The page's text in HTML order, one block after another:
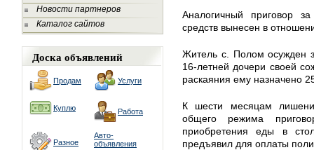
Новости партнеров
Каталог сайтов
Доска объявлений
Продам Услуги
Куплю Работа
Разное
Авто-
объявления
Аналогичный приговор
средств вынесен в
Житель с. Полом осужден
16-летней дочери своей
раскаяния ему назначено
К шести месяцам
общего режима
приобретения еды в
предъявил для оплаты